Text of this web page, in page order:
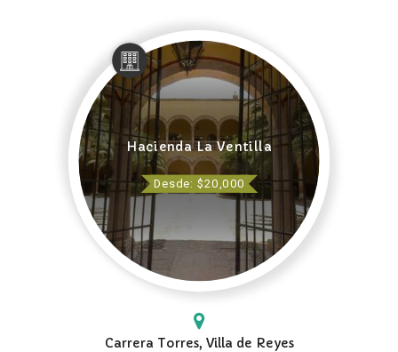
Hacienda La Ventilla
Desde: $20,000
Carrera Torres, Villa de Reyes